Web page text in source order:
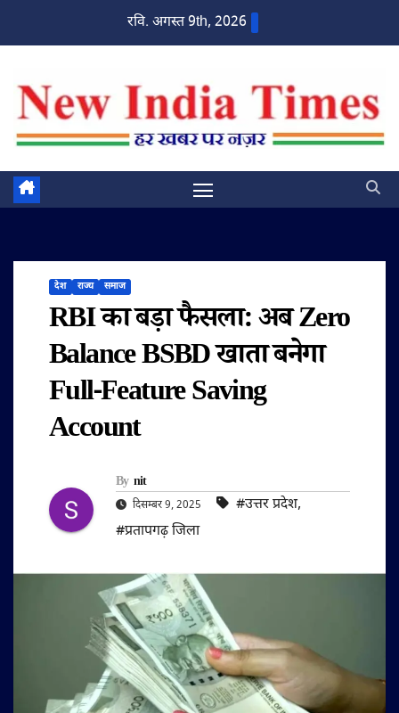
रवि. अगस्त 9th, 2026
देश राज्य समाज
RBI का बड़ा फैसला: अब Zero
Balance BSBD खाता बनेगा
Full-Feature Saving
Account
By nit
दिसम्बर 9, 2025 #उत्तर प्रदेश,
#प्रतापगढ़ जिला